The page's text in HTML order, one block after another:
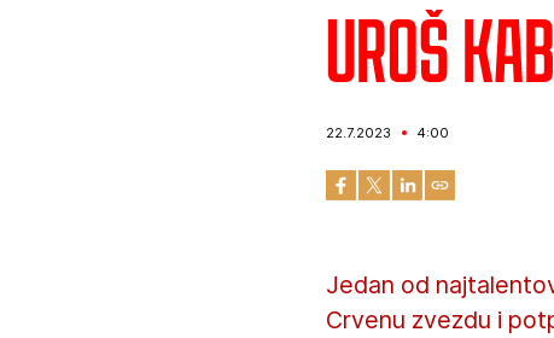
Uroš
22.7.2023 4:00
Jedan od
Crvenu zvezdu i